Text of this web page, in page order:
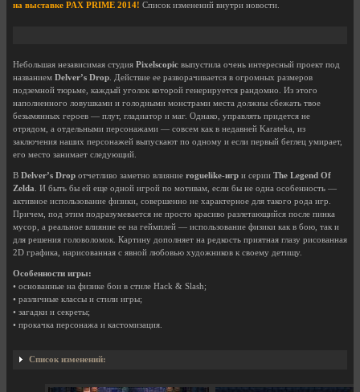
на выставке PAX PRIME 2014! Список изменений внутри новости.
Небольшая независимая студия Pixelscopic выпустила очень интересный проект под
названием Delver’s Drop . Действие ее разворачивается в огромных размеров
подземной тюрьме, каждый уголок которой генерируется рандомно. Из этого
наполненного ловушками и голодными монстрами места должны сбежать твое
безымянных героев — плут, гладиатор и маг. Однако, управлять придется не
отрядом, а отдельными персонажами — совсем как в недавней Karateka, из
заключения наших персонажей выпускают по одному и если первый беглец умирает,
его место занимает следующий.
В Delver’s Drop отчетливо заметно влияние roguelike-игр и серии The Legend Of
Zelda . И быть бы ей еще одной игрой по мотивам, если бы не одна особенность —
активное использование физики, совершенно не характерное для такого рода игр.
Причем, под этим подразумевается не просто красиво разлетающийся после пинка
мусор, а реальное влияние ее на геймплей — использование физики как в бою, так и
для решения головоломок. Картину дополняет на редкость приятная глазу рисованная
2D графика, нарисованная с явной любовью художников к своему детищу.
Особенности игры:
• основанные на физике бои в стиле Hack & Slash;
• различные классы и стили игры;
• загадки и секреты;
• прокачка персонажа и кастомизация.
Список изменений: